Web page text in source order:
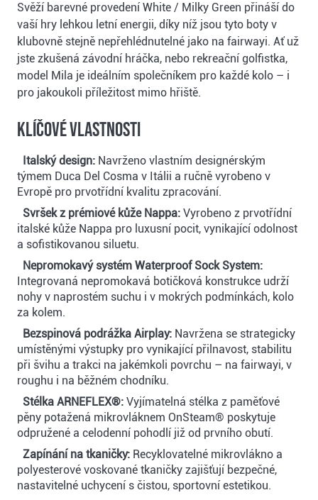
Svěží barevné provedení White / Milky Green přináší do
vaší hry lehkou letní energii, díky níž jsou tyto boty v
klubovně stejně nepřehlédnutelné jako na fairwayi. Ať už
jste zkušená závodní hráčka, nebo rekreační golfistka,
model Mila je ideálním společníkem pro každé kolo – i
pro jakoukoli příležitost mimo hřiště.
Klíčové vlastnosti
Italský design: Navrženo vlastním designérským
týmem Duca Del Cosma v Itálii a ručně vyrobeno v
Evropě pro prvotřídní kvalitu zpracování.
Svršek z prémiové kůže Nappa: Vyrobeno z prvotřídní
italské kůže Nappa pro luxusní pocit, vynikající odolnost
a sofistikovanou siluetu.
Nepromokavý systém Waterproof Sock System:
Integrovaná nepromokavá botičková konstrukce udrží
nohy v naprostém suchu i v mokrých podmínkách, kolo
za kolem.
Bezspinová podrážka Airplay: Navržena se strategicky
umístěnými výstupky pro vynikající přilnavost, stabilitu
při švihu a trakci na jakémkoli povrchu – na fairwayi, v
roughu i na běžném chodníku.
Stélka ARNEFLEX®: Vyjímatelná stélka z paměťové
pěny potažená mikrovláknem OnSteam® poskytuje
odpružené a celodenní pohodlí již od prvního obutí.
Zapínání na tkaničky: Recyklovatelné mikrovlákno a
polyesterové voskované tkaničky zajišťují bezpečné,
nastavitelné uchycení s čistou, sportovní estetikou.